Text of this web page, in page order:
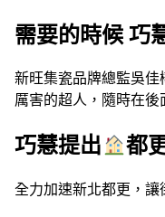
需要的時候 巧
新旺集瓷品牌總監吳
厲害的超人，隨時在後
巧慧提出 都
全力加速新北都更，讓